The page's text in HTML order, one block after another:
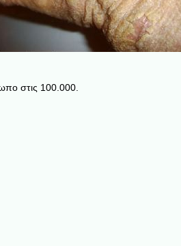
στις 100.000.